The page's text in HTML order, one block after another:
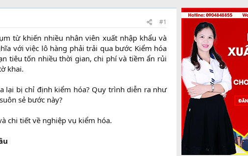
#1
từ khiến nhiều nhân viên xuất nhập khẩu và
với việc lô hàng phải trải qua bước Kiểm hóa
tiêu tốn nhiều thời gian, chi phí và tiềm ẩn rủi
khai.
lại bị chỉ định kiểm hóa? Quy trình diễn ra như
sẻ bước này?
chi tiết về nghiệp vụ kiểm hóa.